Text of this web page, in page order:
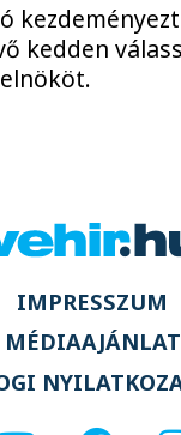
kedden
IMPRESSZUM
MÉDIAAJÁNLAT